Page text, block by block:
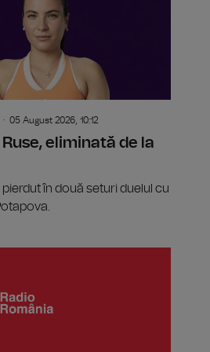
05 August 2026, 10:12
eliminată de la
în două seturi duelul cu